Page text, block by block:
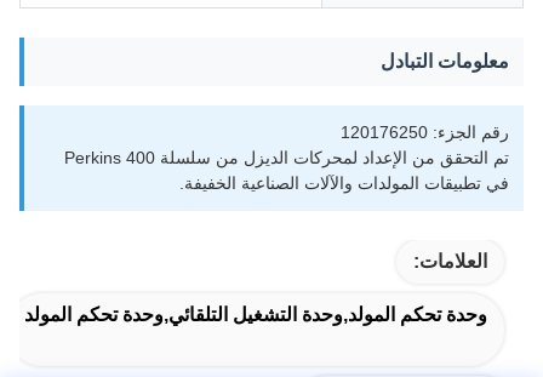
معلومات التبادل
رقم الجزء: 120176250
تم التحقق من الإعداد لمحركات الديزل من سلسلة Perkins 400
في تطبيقات المولدات والآلات الصناعية الخفيفة.
العلامات:
وحدة تحكم المولد,وحدة التشغيل التلقائي,وحدة تحكم المولد